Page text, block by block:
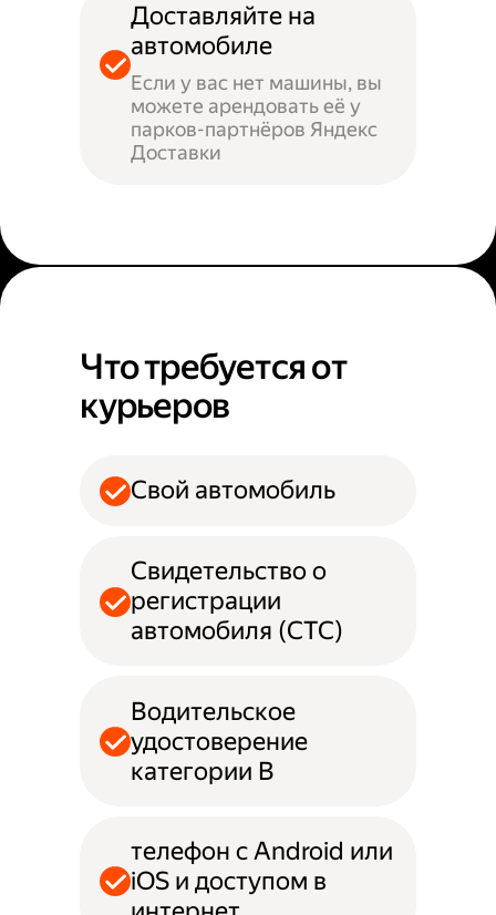
Доставляйте на
автомобиле
Если у вас нет машины, вы
можете арендовать её у
парков-партнёров Яндекс
Доставки
Что требуется от
курьеров
Свой автомобиль
Свидетельство о
регистрации
автомобиля (СТС)
Водительское
удостоверение
категории B
телефон с Android или
iOS и доступом в